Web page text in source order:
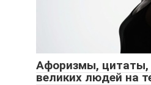
Афоризмы, цитаты,
великих людей на